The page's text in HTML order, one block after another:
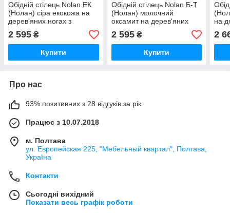
Обідній стілець Nolan ЕК
(Нолан) сіра екокожа на
дерев'яних ногах з
прутами
2 595 ₴
Купити
Обідній стілець Nolan Б-Т
(Нолан) молочний
оксамит на дерев'яних
ногах
2 595₴
Купити
на
2
Про нас
93% позитивних з 28 відгуків за рік
Працює з 10.07.2018
м. Полтава
ул. Европейская 225, "Мебельный квартал", Полтава,
Україна
Контакти
Сьогодні вихідний
Показати весь графік роботи